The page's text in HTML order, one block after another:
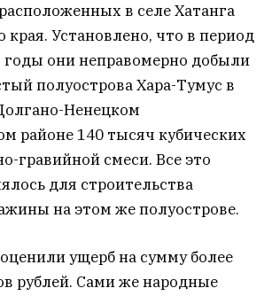
в селе Хатанга
края. Установлено, что в период
годы они неправомерно добыли
полуострова Хара-Тумус в
Ненецком
районе 140 тысяч кубических
гравийной смеси. Все это
для строительства
на этом же полуострове.
ущерб на сумму более
рублей. Сами же народные